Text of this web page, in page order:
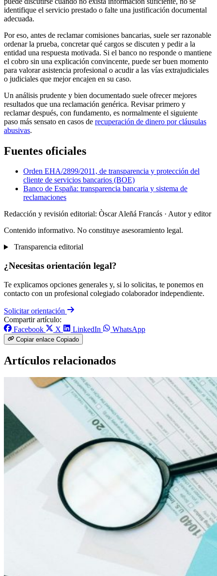
identifique el servicio prestado o falte una justificación documental
adecuada.
Por eso, antes de reclamar comisiones bancarias, suele ser razonable
ordenar la prueba, concretar qué cargos se discuten y pedir a la
entidad una respuesta motivada. Si el banco no responde o mantiene
el cobro sin una explicación convincente, puede ser buen momento
para valorar asistencia profesional o acudir a las vías extrajudiciales
o judiciales que mejor encajen en su caso.
Un análisis prudente y bien documentado suele ofrecer mejores
resultados que una reclamación genérica. Revisar primero y
reclamar después, con fundamento, es normalmente el siguiente
paso más sensato en casos de recuperación de dinero por cláusulas
abusivas.
Fuentes oficiales
Orden EHA/2899/2011, de transparencia y protección del
cliente de servicios bancarios (BOE)
Banco de España: transparencia bancaria y sistema de
reclamaciones
Redacción y revisión editorial: Òscar Aleñá Francás · Autor y editor
Contenido informativo. No constituye asesoramiento legal.
Transparencia editorial
¿Necesitas orientación legal?
Te explicamos opciones generales y, si lo solicitas, te ponemos en
contacto con un profesional colegiado colaborador independiente.
Solicitar orientación
Compartir artículo:
Facebook
X LinkedIn WhatsApp
Copiar enlace Copiado
Artículos relacionados